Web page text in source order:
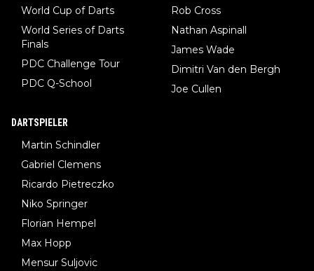
World Cup of Darts
World Series of Darts
Finals
PDC Challenge Tour
PDC Q-School
Rob Cross
Nathan Aspinall
James Wade
Dimitri Van den Bergh
Joe Cullen
DARTSPIELER
Martin Schindler
Gabriel Clemens
Ricardo Pietreczko
Niko Springer
Florian Hempel
Max Hopp
Mensur Suljovic